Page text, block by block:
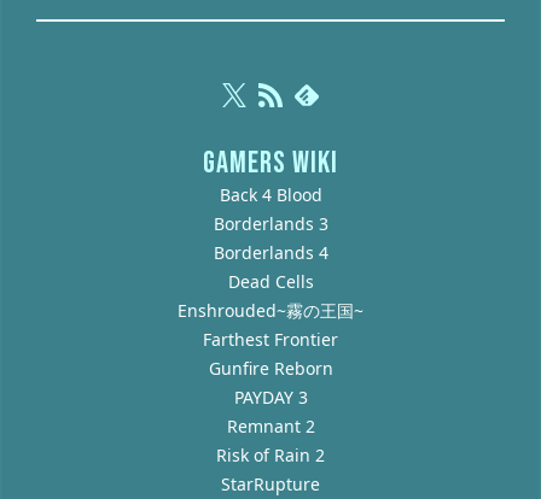
GAMERS WIKI
Back 4 Blood
Borderlands 3
Borderlands 4
Dead Cells
Enshrouded~霧の王国~
Farthest Frontier
Gunfire Reborn
PAYDAY 3
Remnant 2
Risk of Rain 2
StarRupture